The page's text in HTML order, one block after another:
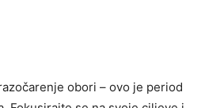
obori – ovo je period